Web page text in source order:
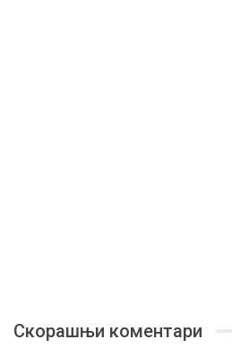
Скорашњи коментари